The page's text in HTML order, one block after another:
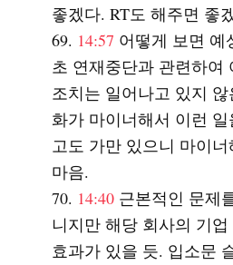
좋겠다. RT도 해주면 좋
14:57 어떻게 보면 예
초 연재중단과 관련하여
조치는 일어나고 있지
화가 마이너해서 이런
고도 가만 있으니 마이
마음.
14:40 근본적인 문제
니지만 해당 회사의 기
효과가 있을 듯. 입소문